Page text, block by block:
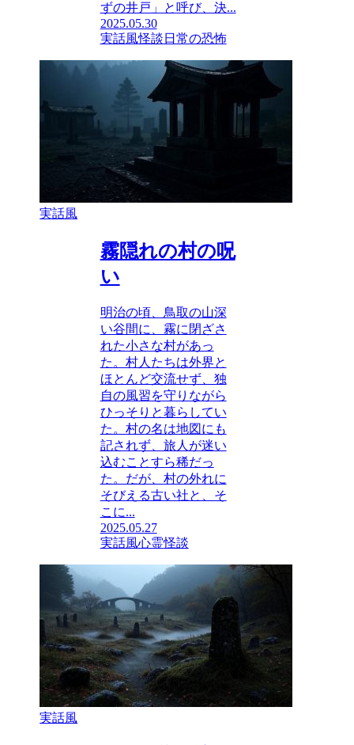
ずの井戸」と呼び、決...
2025.05.30
実話風怪談 日常の恐怖
実話風
霧隠れの村の呪
い
明治の頃、鳥取の山深
い谷間に、霧に閉ざさ
れた小さな村があっ
た。村人たちは外界と
ほとんど交流せず、独
自の風習を守りながら
ひっそりと暮らしてい
た。村の名は地図にも
記されず、旅人が迷い
込むことすら稀だっ
た。だが、村の外れに
そびえる古い社と、そ
こに...
2025.05.27
実話風心霊怪談
実話風